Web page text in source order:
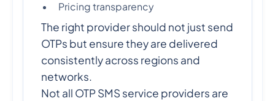
Pricing transparency
The right provider should not just send
OTPs but ensure they are delivered
consistently across regions and
networks.
Not all OTP SMS service providers are